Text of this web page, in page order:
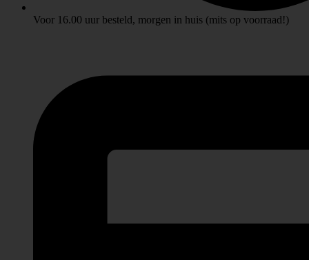
Voor 16.00 uur besteld, morgen in huis (mits op voorraad!)